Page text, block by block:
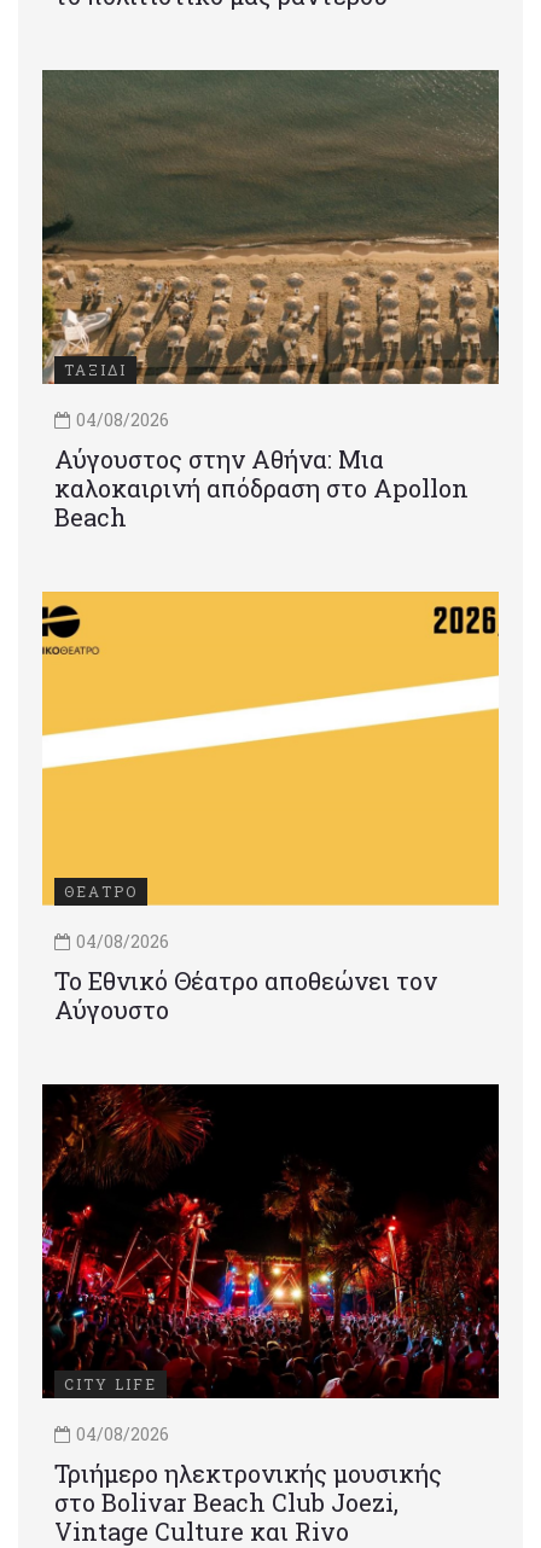
ΤΑΞΙΔΙ
04/08/2026
Αύγουστος στην Αθήνα: Μια
καλοκαιρινή απόδραση στο Apollon
Beach
ΘΕΑΤΡΟ
04/08/2026
Το Εθνικό Θέατρο αποθεώνει τον
Αύγουστο
CITY LIFE
04/08/2026
Τριήμερο ηλεκτρονικής μουσικής
στο Bolivar Beach Club Joezi,
Vintage Culture και Rivo